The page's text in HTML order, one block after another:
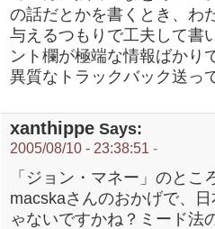
の話だとかを書くとき、わ
与えるつもりで工夫して書
ント欄が極端な情報ばかり
異質なトラックバック送っ
xanthippe Says:
2005/08/10 - 23:38:51 -
「ジョン・マネー」のと
macskaさんのおかげで、
ゃないですかね？ミード法